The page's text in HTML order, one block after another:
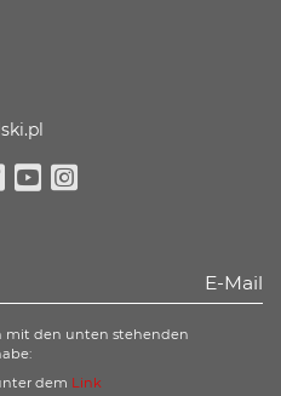
mit den unten stehenden
dem Link